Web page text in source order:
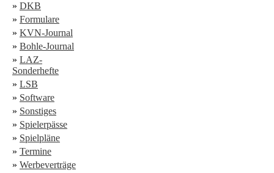
» DKB
» Formulare
» KVN-Journal
» Bohle-Journal
» LAZ-
Sonderhefte
» LSB
» Software
» Sonstiges
» Spielerpässe
» Spielpläne
» Termine
» Werbeverträge